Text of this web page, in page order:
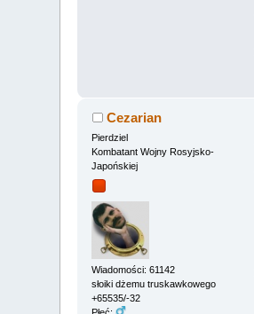
Cezarian
Pierdziel
Kombatant Wojny Rosyjsko-
Japońskiej
Wiadomości: 61142
słoiki dżemu truskawkowego
+65535/-32